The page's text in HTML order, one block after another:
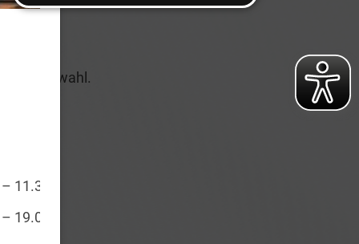
zur Auswahl.
11.30 Uhr
19.00 Uhr